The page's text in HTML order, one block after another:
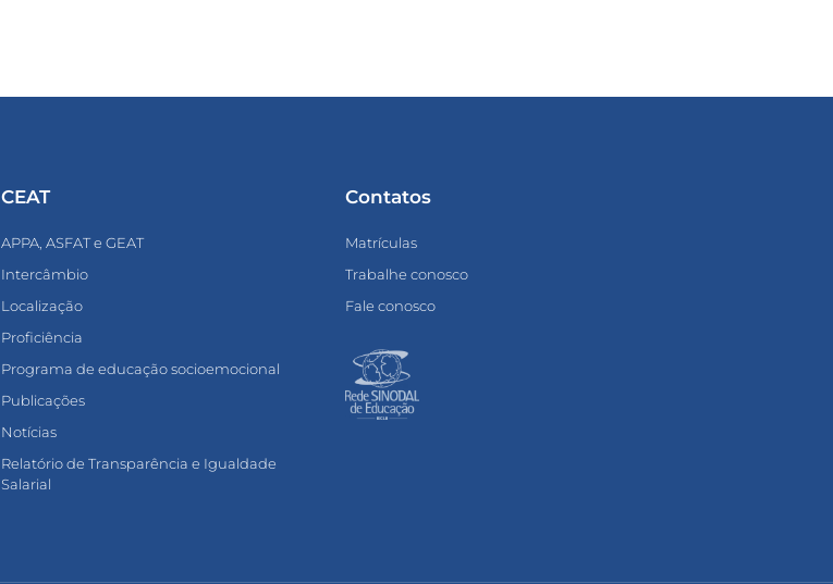
CEAT
APPA, ASFAT e GEAT
Intercâmbio
Localização
Proficiência
Programa de educação socioemocional
Publicações
Notícias
Relatório de Transparência e Igualdade
Salarial
Contatos
Matrículas
Trabalhe conosco
Fale conosco